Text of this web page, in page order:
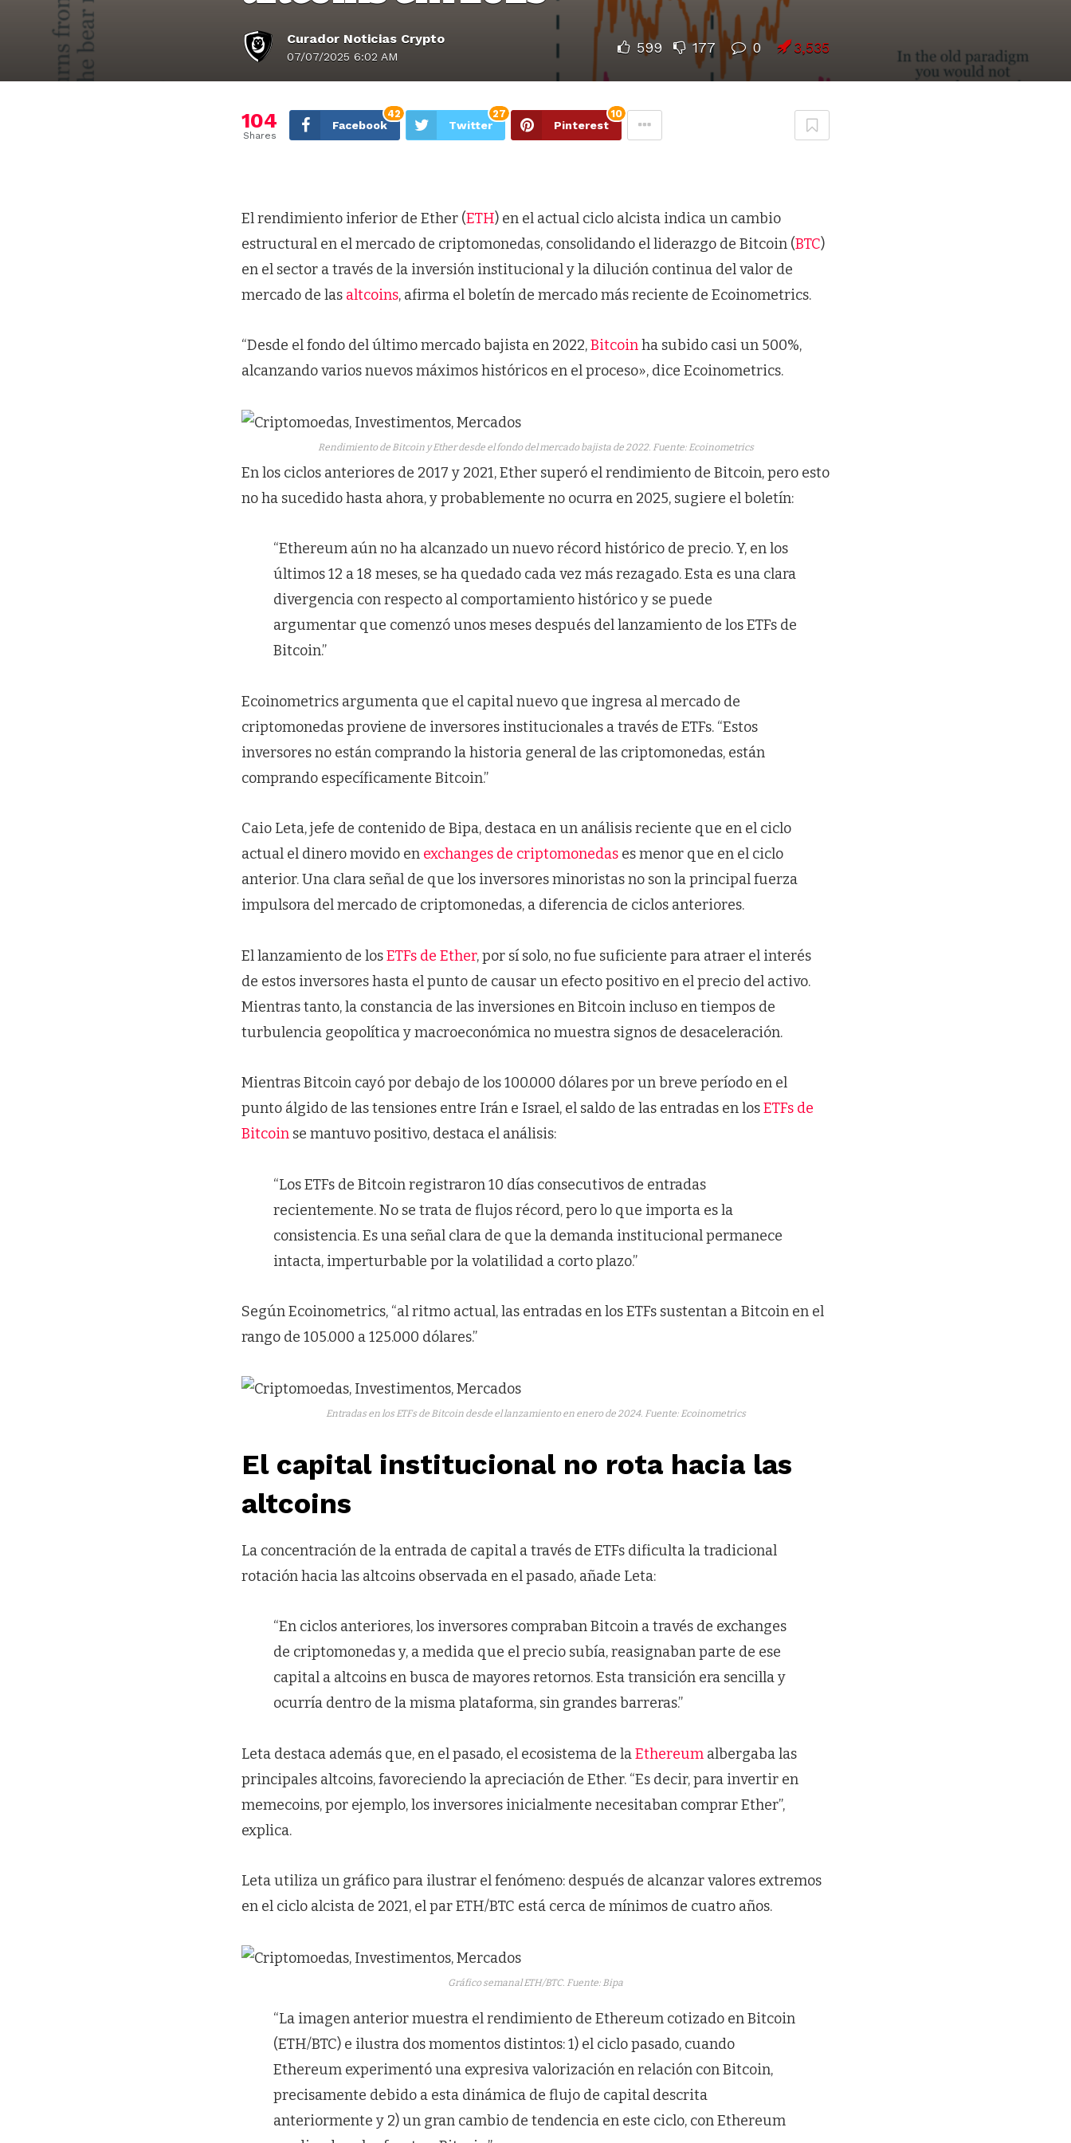
Curador Noticias Crypto
07/07/2025 6:02 AM
599 177 0 3,535
104
Shares
Facebook
42
Twitter
27
Pinterest
10
El rendimiento inferior de Ether (ETH) en el actual ciclo alcista indica un cambio
estructural en el mercado de criptomonedas, consolidando el liderazgo de Bitcoin (BTC)
en el sector a través de la inversión institucional y la dilución continua del valor de
mercado de las altcoins, afirma el boletín de mercado más reciente de Ecoinometrics.
“Desde el fondo del último mercado bajista en 2022,Bitcoinha subido casi un 500%,
alcanzando varios nuevos máximos históricos en el proceso», dice Ecoinometrics.
Rendimiento de Bitcoin y Ether desde el fondo del mercado bajista de 2022. Fuente: Ecoinometrics
En los ciclos anteriores de 2017 y 2021, Ether superó el rendimiento de Bitcoin, pero esto
no ha sucedido hasta ahora, y probablemente no ocurra en 2025, sugiere el boletín:
“Ethereum aún no ha alcanzado un nuevo récord histórico de precio. Y, en los
últimos 12 a 18 meses, se ha quedado cada vez más rezagado. Esta es una clara
divergencia con respecto al comportamiento histórico y se puede
argumentar que comenzó unos meses después del lanzamiento de los ETFs de
Bitcoin.”
Ecoinometrics argumenta que el capital nuevo que ingresa al mercado de
criptomonedas proviene de inversores institucionales a través de ETFs. “Estos
inversores no están comprando la historia general de las criptomonedas, están
comprando específicamente Bitcoin.”
Caio Leta, jefe de contenido de Bipa, destaca en un análisis reciente que en el ciclo
actual el dinero movido en exchanges de criptomonedas es menor que en el ciclo
anterior. Una clara señal de que los inversores minoristas no son la principal fuerza
impulsora del mercado de criptomonedas, a diferencia de ciclos anteriores.
El lanzamiento de losETFs de Ether, por sí solo, no fue suficiente para atraer el interés
de estos inversores hasta el punto de causar un efecto positivo en el precio del activo.
Mientras tanto, la constancia de las inversiones en Bitcoin incluso en tiempos de
turbulencia geopolítica y macroeconómica no muestra signos de desaceleración.
Mientras Bitcoin cayó por debajo de los 100.000 dólares por un breve período en el
punto álgido de las tensiones entre Irán e Israel, el saldo de las entradas en losETFs de
Bitcoin se mantuvo positivo, destaca el análisis:
“Los ETFs de Bitcoin registraron 10 días consecutivos de entradas
recientemente. No se trata de flujos récord, pero lo que importa es la
consistencia. Es una señal clara de que la demanda institucional permanece
intacta, imperturbable por la volatilidad a corto plazo.”
Según Ecoinometrics, “al ritmo actual, las entradas en los ETFs sustentan a Bitcoin en el
rango de 105.000 a 125.000 dólares.”
Entradas en los ETFs de Bitcoin desde el lanzamiento en enero de 2024. Fuente: Ecoinometrics
El capital institucional no rota hacia las
altcoins
La concentración de la entrada de capital a través de ETFs dificulta la tradicional
rotación hacia las altcoins observada en el pasado, añade Leta:
“En ciclos anteriores, los inversores compraban Bitcoin a través de exchanges
de criptomonedas y, a medida que el precio subía, reasignaban parte de ese
capital a altcoins en busca de mayores retornos. Esta transición era sencilla y
ocurría dentro de la misma plataforma, sin grandes barreras.”
Leta destaca además que, en el pasado, el ecosistema de laEthereum albergaba las
principales altcoins, favoreciendo la apreciación de Ether. “Es decir, para invertir en
memecoins, por ejemplo, los inversores inicialmente necesitaban comprar Ether”,
explica.
Leta utiliza un gráfico para ilustrar el fenómeno: después de alcanzar valores extremos
en el ciclo alcista de 2021, el par ETH/BTC está cerca de mínimos de cuatro años.
Gráfico semanal ETH/BTC. Fuente: Bipa
“La imagen anterior muestra el rendimiento de Ethereum cotizado en Bitcoin
(ETH/BTC) e ilustra dos momentos distintos: 1) el ciclo pasado, cuando
Ethereum experimentó una expresiva valorización en relación con Bitcoin,
precisamente debido a esta dinámica de flujo de capital descrita
anteriormente y 2) un gran cambio de tendencia en este ciclo, con Ethereum